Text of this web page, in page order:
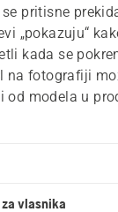
pritisne
„pokazuju“
kada se
na fotografiji
od modela u
vlasnika